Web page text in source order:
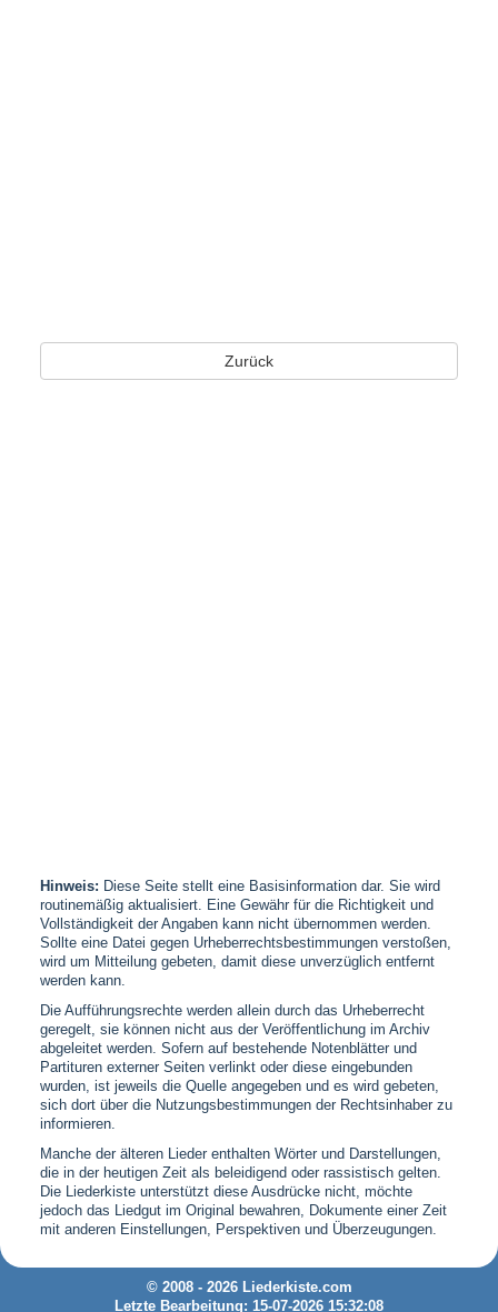
Zurück
Hinweis: Diese Seite stellt eine Basisinformation dar. Sie wird
routinemäßig aktualisiert. Eine Gewähr für die Richtigkeit und
Vollständigkeit der Angaben kann nicht übernommen werden.
Sollte eine Datei gegen Urheberrechtsbestimmungen verstoßen,
wird um Mitteilung gebeten, damit diese unverzüglich entfernt
werden kann.
Die Aufführungsrechte werden allein durch das Urheberrecht
geregelt, sie können nicht aus der Veröffentlichung im Archiv
abgeleitet werden. Sofern auf bestehende Notenblätter und
Partituren externer Seiten verlinkt oder diese eingebunden
wurden, ist jeweils die Quelle angegeben und es wird gebeten,
sich dort über die Nutzungsbestimmungen der Rechtsinhaber zu
informieren.
Manche der älteren Lieder enthalten Wörter und Darstellungen,
die in der heutigen Zeit als beleidigend oder rassistisch gelten.
Die Liederkiste unterstützt diese Ausdrücke nicht, möchte
jedoch das Liedgut im Original bewahren, Dokumente einer Zeit
mit anderen Einstellungen, Perspektiven und Überzeugungen.
© 2008 - 2026 Liederkiste.com
Letzte Bearbeitung: 15-07-2026 15:32:08